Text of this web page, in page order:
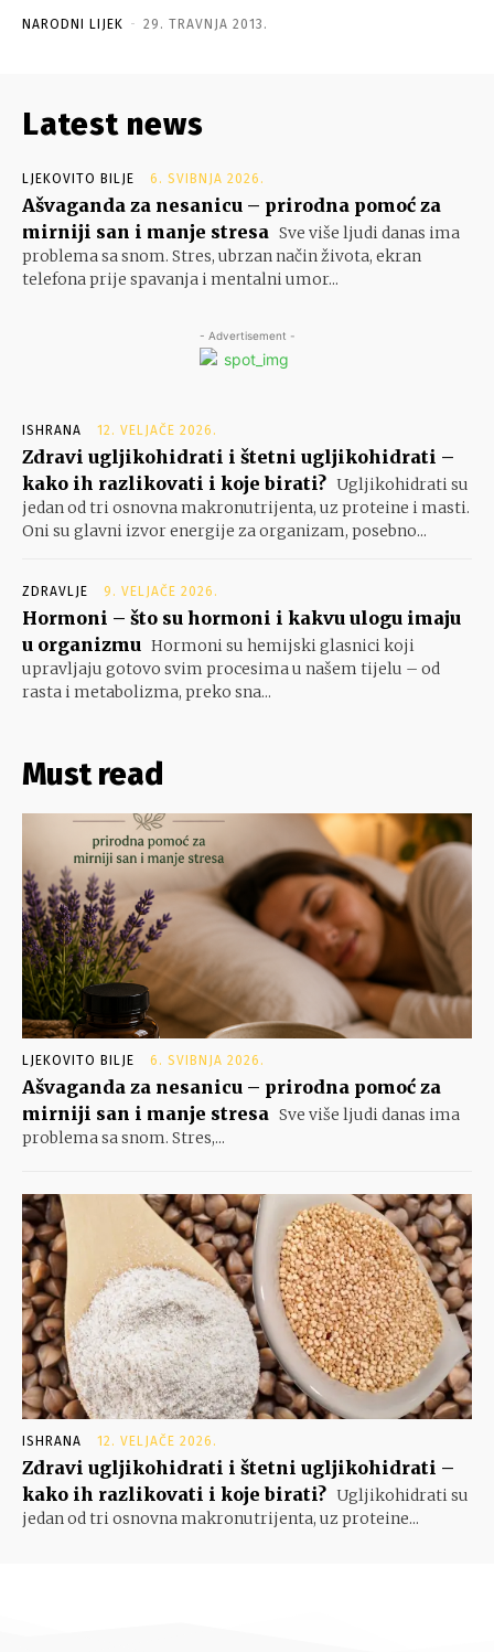
NARODNI LIJEK - 29. TRAVNJA 2013.
Latest news
LJEKOVITO BILJE 6. SVIBNJA 2026.
Ašvaganda za nesanicu – prirodna pomoć za
mirniji san i manje stresa Sve više ljudi danas ima
problema sa snom. Stres, ubrzan način života, ekran
telefona prije spavanja i mentalni umor...
- Advertisement -
ISHRANA 12. VELJAČE 2026.
Zdravi ugljikohidrati i štetni ugljikohidrati –
kako ih razlikovati i koje birati? Ugljikohidrati su
jedan od tri osnovna makronutrijenta, uz proteine i masti.
Oni su glavni izvor energije za organizam, posebno...
ZDRAVLJE 9. VELJAČE 2026.
Hormoni – što su hormoni i kakvu ulogu imaju
u organizmu Hormoni su hemijski glasnici koji
upravljaju gotovo svim procesima u našem tijelu – od
rasta i metabolizma, preko sna...
Must read
LJEKOVITO BILJE 6. SVIBNJA 2026.
Ašvaganda za nesanicu – prirodna pomoć za
mirniji san i manje stresa Sve više ljudi danas ima
problema sa snom. Stres,...
ISHRANA 12. VELJAČE 2026.
Zdravi ugljikohidrati i štetni ugljikohidrati –
kako ih razlikovati i koje birati? Ugljikohidrati su
jedan od tri osnovna makronutrijenta, uz proteine...